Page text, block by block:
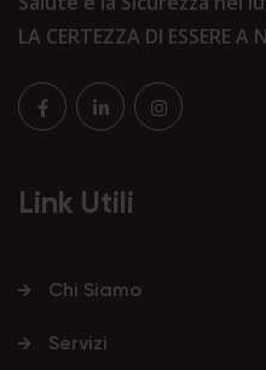
LA CERTEZZA DI ESSERE A
Link Utili
Chi Siamo
Servizi